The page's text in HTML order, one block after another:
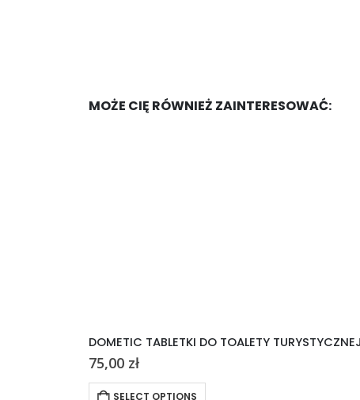
MOŻE CIĘ RÓWNIEŻ ZAINTERESOWAĆ:
DOMETIC TABLETKI DO TOALETY
75,00 zł
SELECT OPTIONS